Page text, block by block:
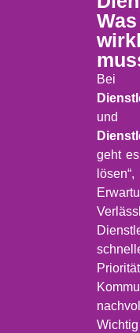
Bei
geht